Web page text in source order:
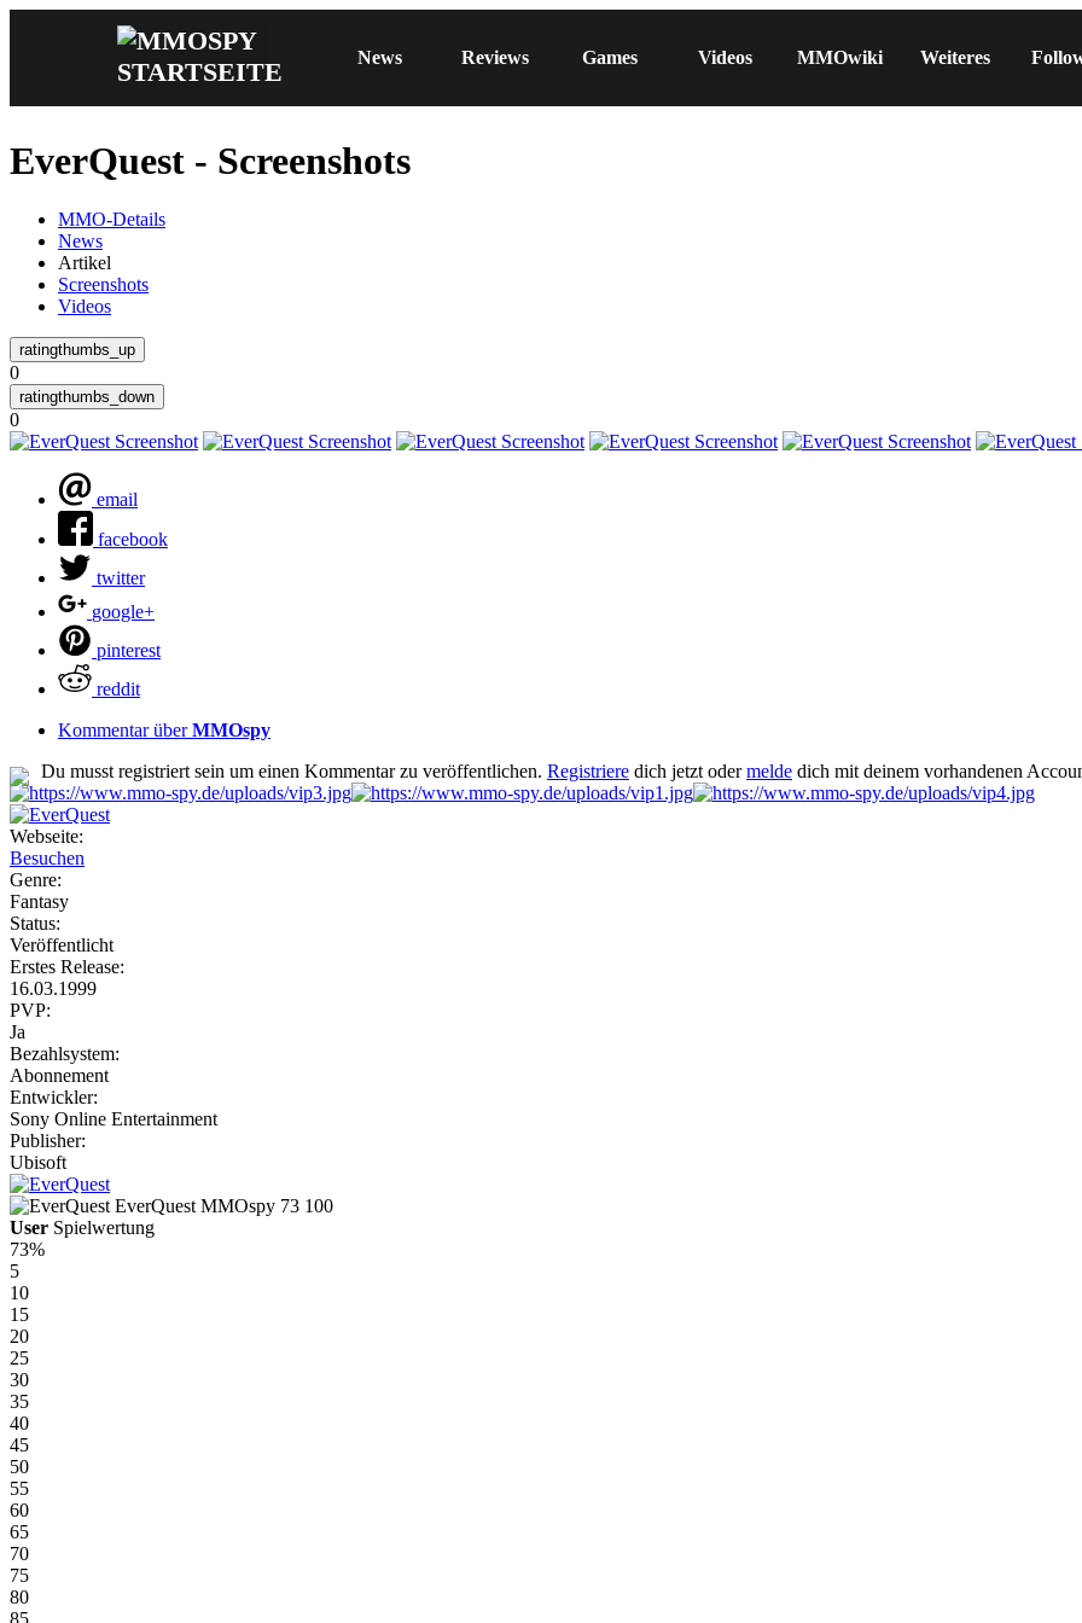
News Reviews Games Videos MMOwiki Weiteres
EverQuest - Screenshots
MMO-Details
News
Artikel
Screenshots
Videos
0
0
email
facebook
twitter
google+
pinterest
reddit
Kommentar überMMOspy
Du musst registriert sein um einen Kommentar zu veröffentlichen. Registriere dich jetzt odermelde dich mit deinem vorhandenen
Webseite:
Besuchen
Genre:
Fantasy
Status:
Veröffentlicht
Erstes Release:
16.03.1999
PVP:
Ja
Bezahlsystem:
Abonnement
Entwickler:
Sony Online Entertainment
Publisher:
Ubisoft
EverQuest MMOspy 73 100
User Spielwertung
73%
5
10
15
20
25
30
35
40
45
50
55
60
65
70
75
80
85